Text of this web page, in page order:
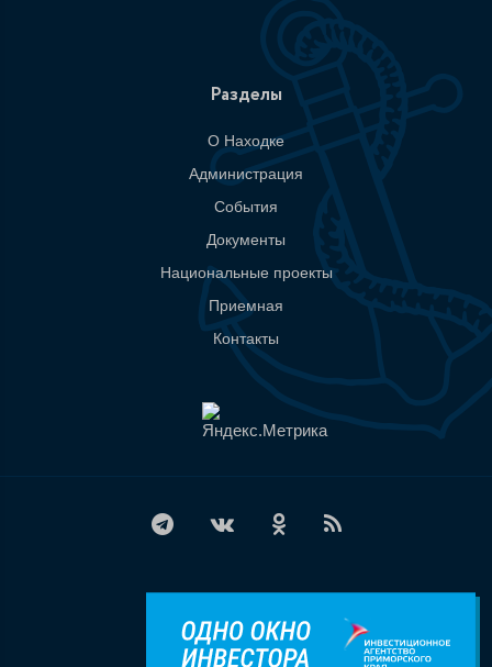
Разделы
О Находке
Администрация
События
Документы
Национальные проекты
Приемная
Контакты